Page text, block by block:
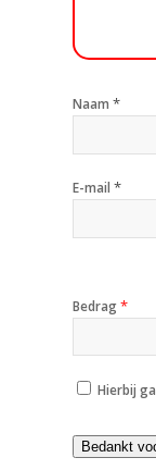
Naam *
E-mail *
Bedrag*
Hierbij
Bedankt